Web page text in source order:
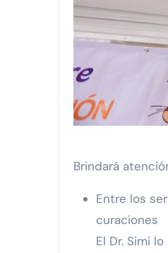
Brindará
Entre los
curaciones
El Dr. Simi